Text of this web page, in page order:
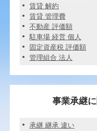
賃貸 解約
賃貸 管理費
不動産 評価額
駐車場 経営 個人
固定資産税 評価額
管理組合 法人
事業承継
承継 継承 違い